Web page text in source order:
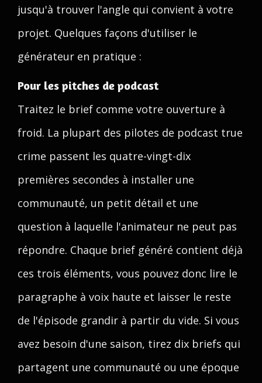
jusqu'à trouver l'angle qui convient à votre
projet. Quelques façons d'utiliser le
générateur en pratique :
Pour les pitches de podcast
Traitez le brief comme votre ouverture à
froid. La plupart des pilotes de podcast true
crime passent les quatre-vingt-dix
premières secondes à installer une
communauté, un petit détail et une
question à laquelle l'animateur ne peut pas
répondre. Chaque brief généré contient déjà
ces trois éléments, vous pouvez donc lire le
paragraphe à voix haute et laisser le reste
de l'épisode grandir à partir du vide. Si vous
avez besoin d'une saison, tirez dix briefs qui
partagent une communauté ou une époque